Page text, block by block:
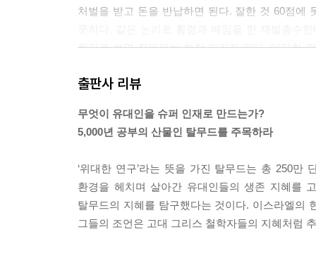
처벌을 받고 돈을 반납하면 된다. 잘한 것 60점에
원리로 보면 정의와는 한참 거리가 있다. 이러한
---「독재자를 어떻게 평가해야 할까?」중에서
그런데 많은 경우 우리는 이 신념과 믿음을 대상
가 여기에 있다. 아무리 ‘끝장토론’을 해도 답이
하더라도 자신의 견해를 조금 양보하고 타협하
격을 서슴지 않는다. 특히 우리나라에서는 많은
없다.
출판사 리뷰
무엇이 유대인을 슈퍼 인재로 만드는가?
5,000년 공부의 산물인 탈무드를 주목하라
‘위대한 연구’라는 뜻을 가진 탈무드는 총 250
환경을 헤치며 살아간 유대인들의 생존 지혜를
탈무드의 지혜를 탐구했다는 것이다. 이스라엘의
그들의 조언은 고대 그리스 철학자들의 지혜처럼